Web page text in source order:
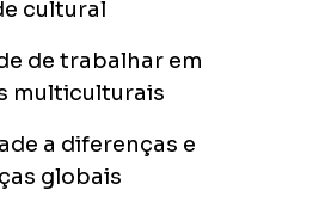
cultural
de trabalhar em
multiculturais
a diferenças e
globais